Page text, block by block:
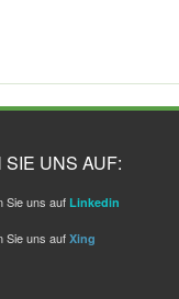
SIE UNS AUF:
Sie uns auf Linkedin
Sie uns auf Xing